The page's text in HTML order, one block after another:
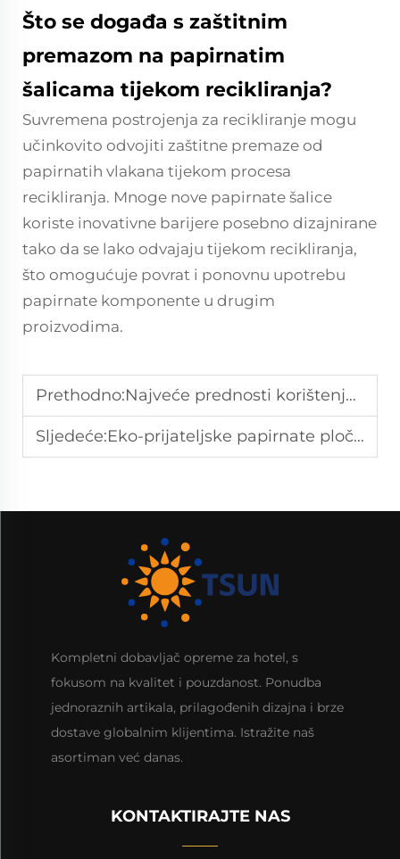
Što se događa s zaštitnim
premazom na papirnatim
šalicama tijekom recikliranja?
Suvremena postrojenja za recikliranje mogu
učinkovito odvojiti zaštitne premaze od
papirnatih vlakana tijekom procesa
recikliranja. Mnoge nove papirnate šalice
koriste inovativne barijere posebno dizajnirane
tako da se lako odvajaju tijekom recikliranja,
što omogućuje povrat i ponovnu upotrebu
papirnate komponente u drugim
proizvodima.
Prethodno:Najveće prednosti korištenja papirnatih čaša za vaš posao
Sljedeće:Eko-prijateljske papirnate pločice: Najbolje održive opcije
Kompletni dobavljač opreme za hotel, s
fokusom na kvalitet i pouzdanost. Ponudba
jednoraznih artikala, prilagođenih dizajna i brze
dostave globalnim klijentima. Istražite naš
asortiman već danas.
KONTAKTIRAJTE NAS